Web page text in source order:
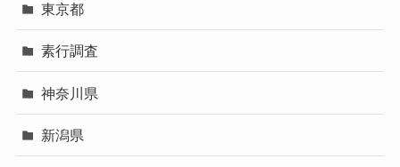
東京都
素行調査
神奈川県
新潟県